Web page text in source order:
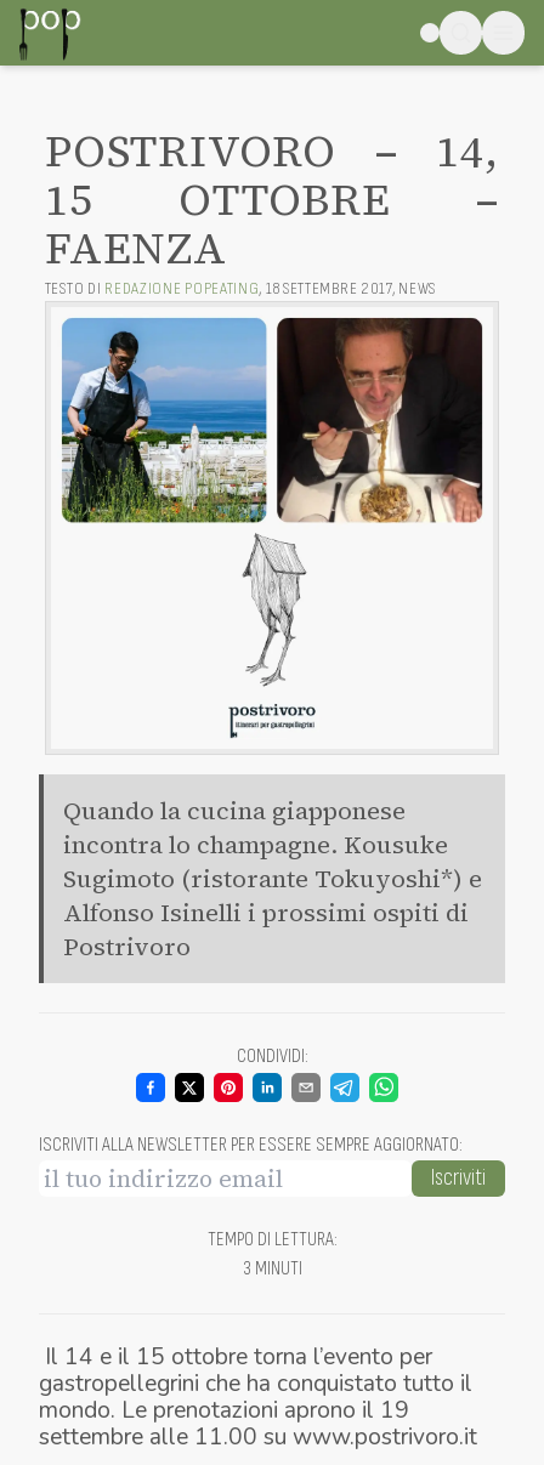
POSTRIVORO – 14,
15 OTTOBRE –
FAENZA
TESTO DI REDAZIONE POPEATING, 18 SETTEMBRE 2017, NEWS
Quando la cucina giapponese
incontra lo champagne. Kousuke
Sugimoto (ristorante Tokuyoshi*) e
Alfonso Isinelli i prossimi ospiti di
Postrivoro
CONDIVIDI:
ISCRIVITI ALLA NEWSLETTER PER ESSERE SEMPRE AGGIORNATO:
Iscriviti
TEMPO DI LETTURA:
3 MINUTI
Il 14 e il 15 ottobre torna l’evento per
gastropellegrini che ha conquistato tutto il
mondo. Le prenotazioni aprono il 19
settembre alle 11.00 su www.postrivoro.it